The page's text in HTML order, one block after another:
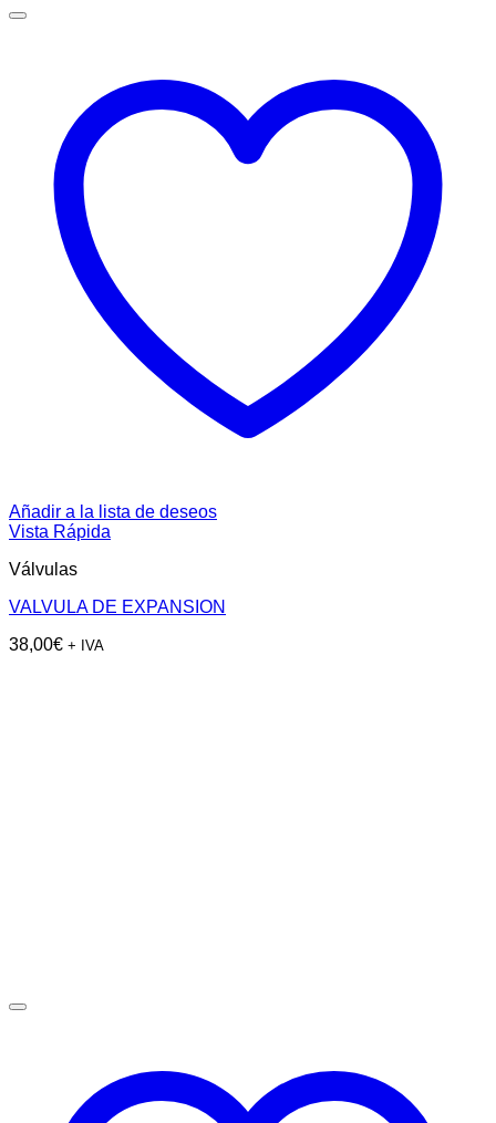
Añadir a la lista de deseos
Vista Rápida
Válvulas
VALVULA DE EXPANSION
38,00€ + IVA